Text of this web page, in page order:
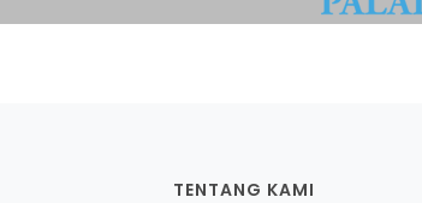
TENTANG KAMI